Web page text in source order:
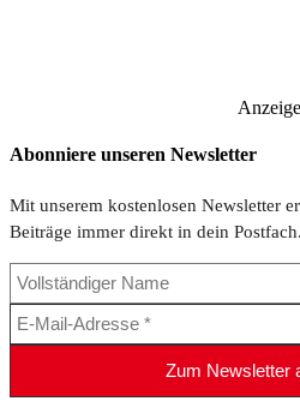
Anzeige
Abonniere unseren Newsletter
Mit unserem kostenlosen Newsletter
Beiträge immer direkt in dein Postfach.